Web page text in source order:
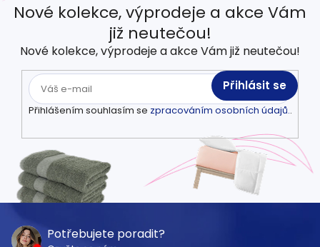
Nové kolekce, výprodeje a akce Vám
již neutečou!
Nové kolekce, výprodeje a akce Vám již neutečou!
Přihlášením souhlasím se zpracováním osobních údajů..
Přihlásit se
Potřebujete poradit?